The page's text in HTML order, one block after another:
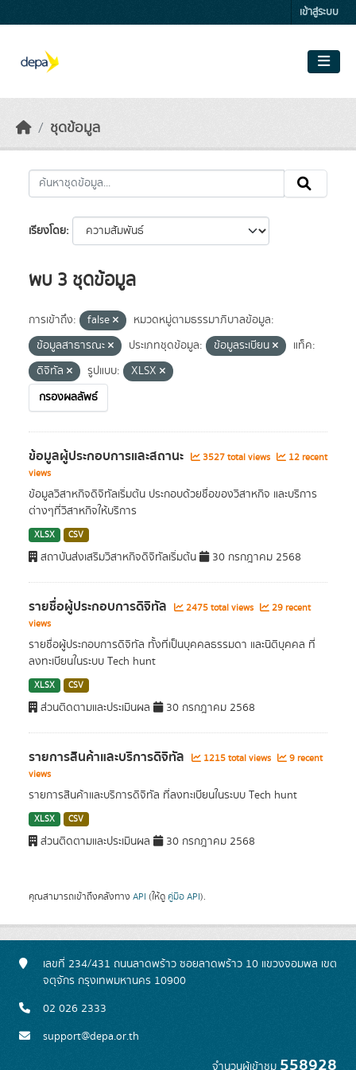
เข้าสู่ระบบ
ชุดข้อมูล
เรียงโดย
พบ 3 ชุดข้อมูล
การเข้าถึง: false
หมวดหมู่ตามธรรมาภิบาลข้อมูล:
ข้อมูลสาธารณะ
ประเภทชุดข้อมูล: ข้อมูลระเบียน
แท็ค:
ดิจิทัล
รูปแบบ:
XLSX
กรองผลลัพธ์
ข้อมูลผู้ประกอบการและสถานะ 3527 total views
12 recent
views
ข้อมูลวิสาหกิจดิจิทัลเริ่มต้น ประกอบด้วยชื่อของวิสาหกิจ และบริการ
ต่างๆที่วิสาหกิจให้บริการ
XLSX CSV
สถาบันส่งเสริมวิสาหกิจดิจิทัลเริ่มต้น 30 กรกฎาคม 2568
รายชื่อผู้ประกอบการดิจิทัล 2475 total views
29 recent
views
รายชื่อผู้ประกอบการดิจิทัล ทั้งที่เป็นบุคคลธรรมดา และนิติบุคคล ที่
ลงทะเบียนในระบบ Tech hunt
XLSX CSV
ส่วนติดตามและประเมินผล 30 กรกฎาคม 2568
รายการสินค้าและบริการดิจิทัล 1215 total views
9 recent
views
รายการสินค้าและบริการดิจิทัล ที่ลงทะเบียนในระบบ Tech hunt
XLSX CSV
ส่วนติดตามและประเมินผล 30 กรกฎาคม 2568
คุณสามารถเข้าถึงคลังทาง API (ให้ดู คู่มือ API).
เลขที่ 234/431 ถนนลาดพร้าว ซอยลาดพร้าว 10 แขวงจอมพล เขต
จตุจักร กรุงเทพมหานคร 10900
02 026 2333
support@depa.or.th
จำนวนผู้เข้าชม